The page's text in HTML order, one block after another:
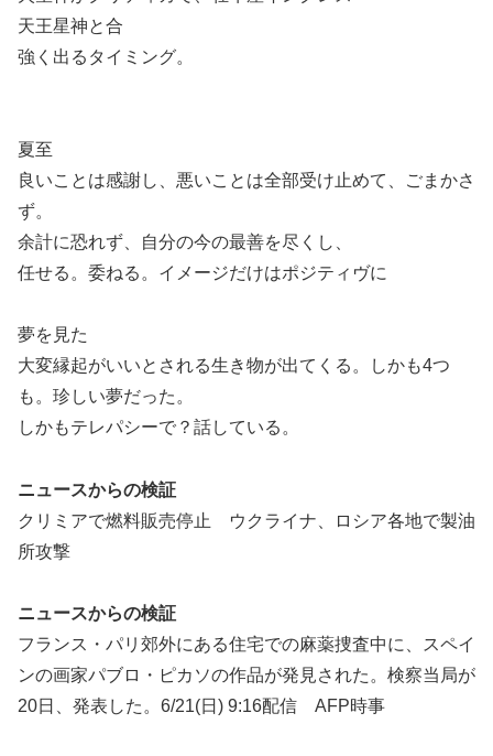
天王星神と合
強く出るタイミング。
夏至
良いことは感謝し、悪いことは全部受け止めて、ごまかさ
ず。
余計に恐れず、自分の今の最善を尽くし、
任せる。委ねる。イメージだけはポジティヴに
夢を見た
大変縁起がいいとされる生き物が出てくる。しかも4つ
も。珍しい夢だった。
しかもテレパシーで？話している。
ニュースからの検証
クリミアで燃料販売停止 ウクライナ、ロシア各地で製油
所攻撃
ニュースからの検証
フランス・パリ郊外にある住宅での麻薬捜査中に、スペイ
ンの画家パブロ・ピカソの作品が発見された。検察当局が
20日、発表した。6/21(日) 9:16配信 AFP時事